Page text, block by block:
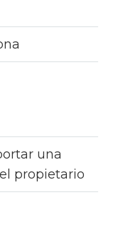
una
propietario